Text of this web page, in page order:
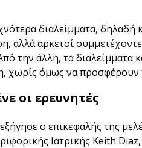
διαλείμματα,
αλλά αρκετοί
την άλλη, τα
χωρίς όμως να προσφέρουν
οι ερευνητές
ο επικεφαλής της
Ιατρικής Keith